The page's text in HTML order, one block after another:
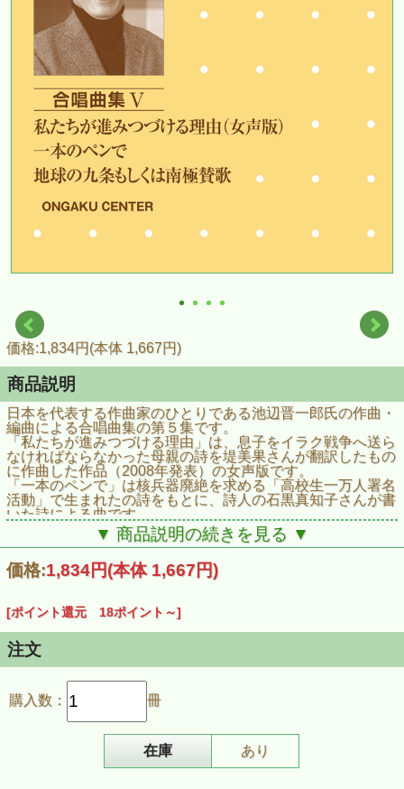
価格:1,834円(本体 1,667円)
商品説明
日本を代表する作曲家のひとりである池辺晋一郎氏の作曲・
編曲による合唱曲集の第５集です。
「私たちが進みつづける理由」は、息子をイラク戦争へ送ら
なければならなかった母親の詩を堤美果さんが翻訳したもの
に作曲した作品（2008年発表）の女声版です。
「一本のペンで」は核兵器廃絶を求める「高校生一万人署名
活動」で生まれたの詩をもとに、詩人の石黒真知子さんが書
いた詩による曲です。
「地球の九条もしくは南極賛歌」は、南極越冬隊随行記者を
務めたことのあるジャーナリストの柴田鉄治さんの詩による
ものです。
作曲・編曲は全て池辺晋一郎氏によるもので、合唱楽譜、
私たちが進みつづける理由［女声三部合唱］／一本のペン
で 高校生一万人署名活動実行委員会の詩をもとに［二部合
唱］／地球の九条もしくは南極賛歌［混声四部合唱］
■商品情報
は南極賛歌」
JAN：4523810004236
ISBN：978-4-903934-81-5
発売日：2016年８月９日
▼ 商品説明の続きを見る ▼
価格:1,834円(本体 1,667円)
[ポイント還元 18ポイント～]
注文
購入数： 冊
在庫 あり